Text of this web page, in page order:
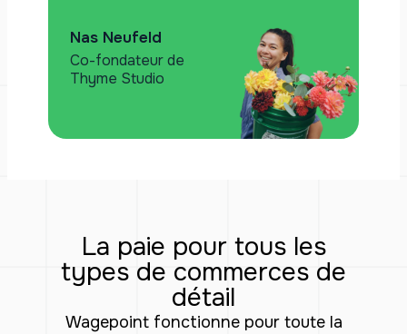
Nas Neufeld
Co-fondateur de
Thyme Studio
La paie pour tous les
types de commerces de
détail
Wagepoint fonctionne pour toute la